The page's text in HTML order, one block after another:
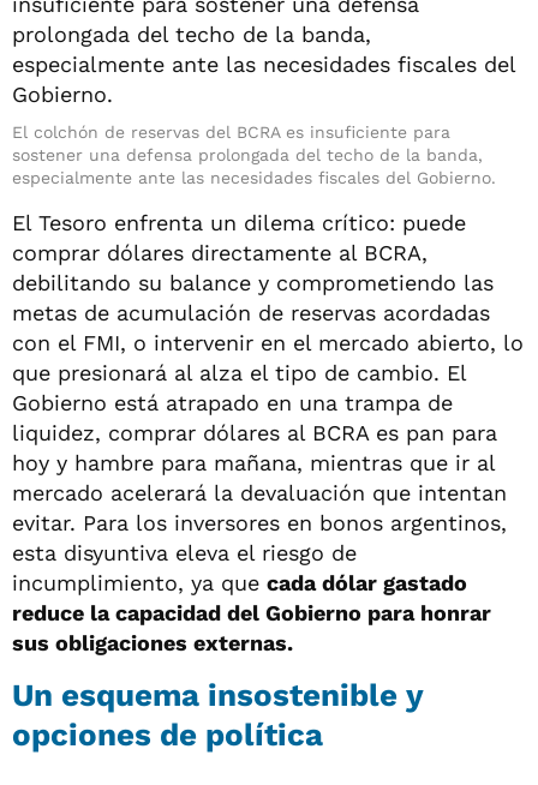
El colchón de reservas del BCRA es insuficiente para
sostener una defensa prolongada del techo de la banda,
especialmente ante las necesidades fiscales del Gobierno.
El Tesoro enfrenta un dilema crítico: puede
comprar dólares directamente al BCRA,
debilitando su balance y comprometiendo las
metas de acumulación de reservas acordadas
con el FMI, o intervenir en el mercado abierto, lo
que presionará al alza el tipo de cambio. El
Gobierno está atrapado en una trampa de
liquidez, comprar dólares al BCRA es pan para
hoy y hambre para mañana, mientras que ir al
mercado acelerará la devaluación que intentan
evitar. Para los inversores en bonos argentinos,
esta disyuntiva eleva el riesgo de
incumplimiento, ya que cada dólar gastado
reduce la capacidad del Gobierno para honrar
sus obligaciones externas.
Un esquema insostenible y
opciones de política